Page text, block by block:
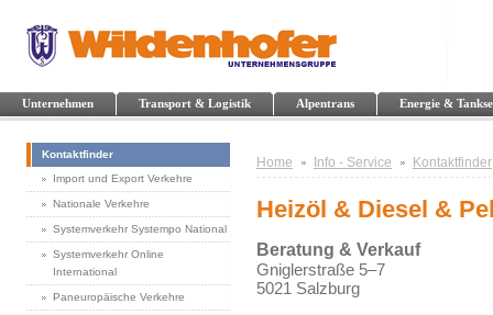
Unternehmen Transport & Logistik Alpentrans Energie &
Kontaktfinder
Import und Export Verkehre
Nationale Verkehre
Systemverkehr Systempo National
Systemverkehr Online
International
Paneuropäische Verkehre
Home Info - Service Kontaktfinder
Heizöl & Diesel &
Beratung & Verkauf
Gniglerstraße 5–7
5021 Salzburg